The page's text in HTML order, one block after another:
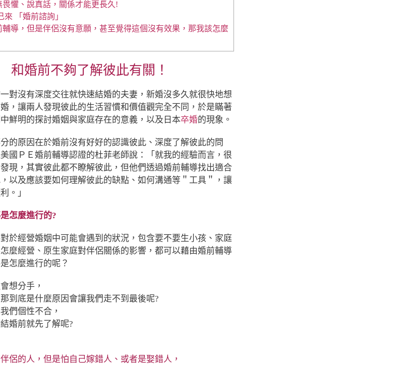
懼、說真話，關係才能更長久!
「婚前諮詢」
輔導，但是伴侶沒有意願，甚至覺得這個沒有效果，那我該怎麼
婚前不夠了解彼此有關！
對沒有深度交往就快速結婚的夫妻，新婚沒多久就很快地想
，讓兩人發現彼此的生活習慣和價值觀完全不同，於是瞞著
鮮明的探討婚姻與家庭存在的意義，以及日本卒婚的現象。
的原因在於婚前沒有好好的認識彼此、深度了解彼此的問
國ＰＥ婚前輔導認證的杜菲老師說：「就我的經驗而言，很
現，其實彼此都不瞭解彼此，但他們透過婚前輔導找出適合
以及應該要如何理解彼此的缺點、如何溝通等＂工具＂，讓
。」
怎麼進行的?
於經營婚姻中可能會遇到的狀況，包含要不要生小孩、家庭
麼經營、原生家庭對伴侶關係的影響，都可以藉由婚前輔導
怎麼進行的呢？
想分手，
到底是什麼原因會讓我們走不到最後呢?
們個性不合，
婚前就先了解呢?
侶的人，但是怕自己嫁錯人、或者是娶錯人，